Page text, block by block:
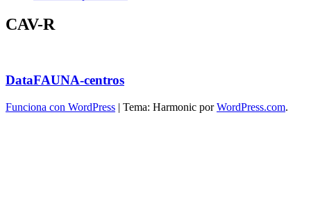
CAV-R
DataFAUNA-centros
Funciona con WordPress | Tema: Harmonic porWordPress.com.